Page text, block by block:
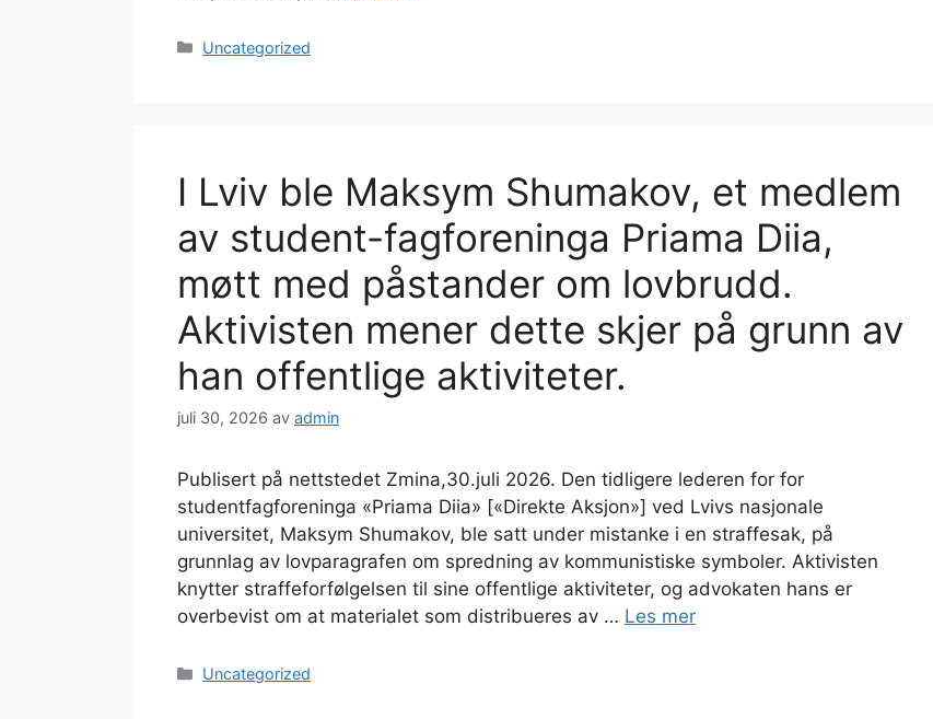
Kategorier
Uncategorized
I Lviv ble Maksym Shumakov, et medlem
av student-fagforeninga Priama Diia,
møtt med påstander om lovbrudd.
Aktivisten mener dette skjer på grunn av
han offentlige aktiviteter.
juli 30, 2026 av admin
Publisert på nettstedet Zmina,30.juli 2026. Den tidligere lederen for for
studentfagforeninga «Priama Diia» [«Direkte Aksjon»] ved Lvivs nasjonale
universitet, Maksym Shumakov, ble satt under mistanke i en straffesak, på
grunnlag av lovparagrafen om spredning av kommunistiske symboler. Aktivisten
knytter straffeforfølgelsen til sine offentlige aktiviteter, og advokaten hans er
overbevist om at materialet som distribueres av … Les mer
Kategorier
Uncategorized